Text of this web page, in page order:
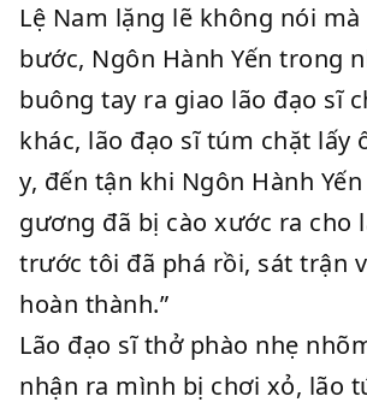
Lệ Nam lặng lẽ không nói
bước, Ngôn Hành Yến trong
buông tay ra giao lão đạo sĩ
khác, lão đạo sĩ túm chặt lấy
y, đến tận khi Ngôn Hành
gương đã bị cào xước ra cho
trước tôi đã phá rồi, sát trận
hoàn thành.”
Lão đạo sĩ thở phào nhẹ
nhận ra mình bị chơi xỏ, lão